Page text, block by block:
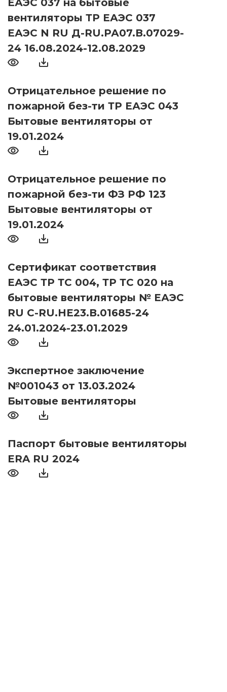
ЕАЭС 037 на бытовые
вентиляторы ТР ЕАЭС 037
ЕАЭС N RU Д-RU.РА07.В.07029-
24 16.08.2024-12.08.2029
Отрицательное решение по
пожарной без-ти ТР ЕАЭС 043
Бытовые вентиляторы от
19.01.2024
Отрицательное решение по
пожарной без-ти ФЗ РФ 123
Бытовые вентиляторы от
19.01.2024
Сертификат соответствия
ЕАЭС ТР ТС 004, ТР ТС 020 на
бытовые вентиляторы № ЕАЭС
RU С-RU.НЕ23.В.01685-24
24.01.2024-23.01.2029
Экспертное заключение
№001043 от 13.03.2024
Бытовые вентиляторы
Паспорт бытовые вентиляторы
ERA RU 2024